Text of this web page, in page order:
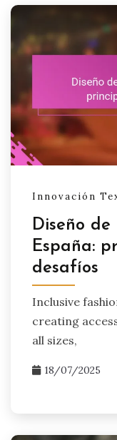
Innovación
Diseño
España:
desafíos
Inclusive
creating
all sizes,
18/07/2025